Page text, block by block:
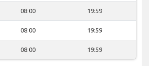
08:00 19:59
08:00 19:59
08:00 19:59